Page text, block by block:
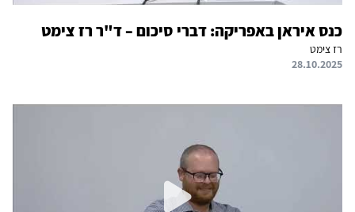
כנס איראן באפריקה: דברי סיכום – ד"ר רז צימט
רז צימט
28.10.2025